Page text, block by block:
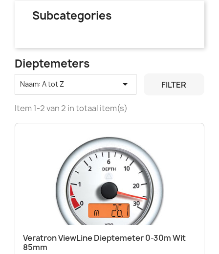
Subcategories
Dieptemeters
Naam: A tot Z  FILTER
Item 1-2 van 2 in totaal item(s)
Veratron ViewLine Dieptemeter 0-30m Wit
85mm